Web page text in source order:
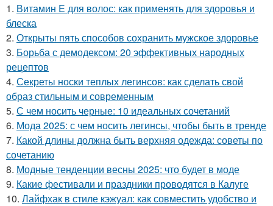
1. Витамин E для волос: как применять для здоровья и
блеска
2. Открыты пять способов сохранить мужское здоровье
3. Борьба с демодексом: 20 эффективных народных
рецептов
4. Секреты носки теплых легинсов: как сделать свой
образ стильным и современным
5. С чем носить черные: 10 идеальных сочетаний
6. Мода 2025: с чем носить легинсы, чтобы быть в тренде
7. Какой длины должна быть верхняя одежда: советы по
сочетанию
8. Модные тенденции весны 2025: что будет в моде
9. Какие фестивали и праздники проводятся в Калуге
10. Лайфхак в стиле кэжуал: как совместить удобство и